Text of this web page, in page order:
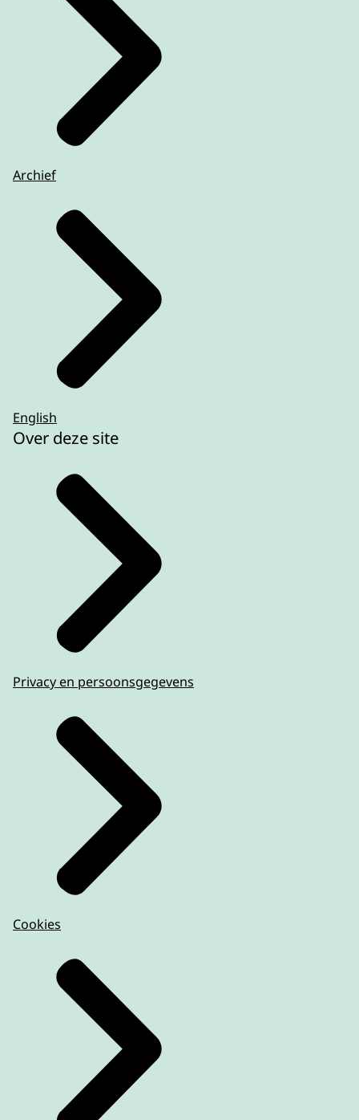
Archief
English
Over deze site
Privacy en persoonsgegevens
Cookies